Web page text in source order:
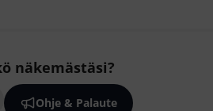
näkemästäsi?
Ohje & Palaute